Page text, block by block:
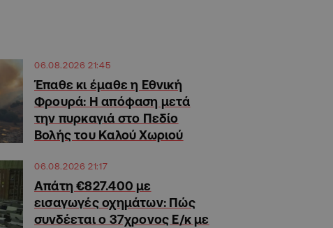
06.08.2026 21:45
Έπαθε κι έμαθε η Εθνική
Φρουρά: Η απόφαση μετά
την πυρκαγιά στο Πεδίο
Βολής του Καλού Χωριού
06.08.2026 21:17
Απάτη €827.400 με
εισαγωγές οχημάτων: Πώς
συνδέεται ο 37χρονος Ε/κ με